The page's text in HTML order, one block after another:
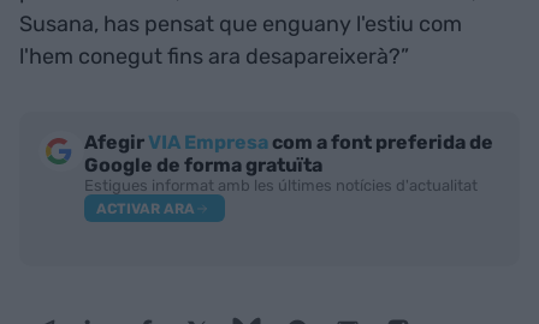
Susana, has pensat que enguany l'estiu com
l'hem conegut fins ara desapareixerà?”
AfegirVIA Empresa com a font preferida de
Google de forma gratuïta
Estigues informat amb les últimes notícies d'actualitat
ACTIVAR ARA